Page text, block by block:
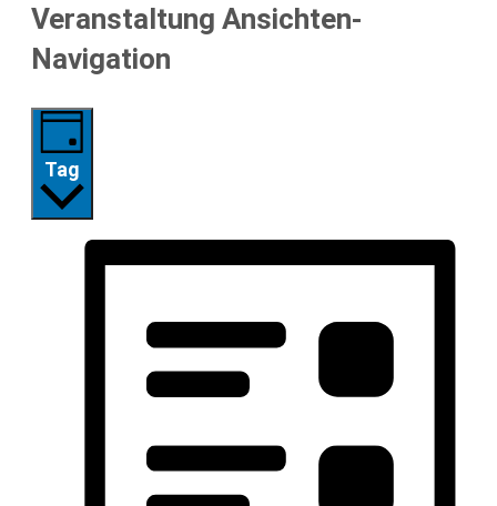
Veranstaltung Ansichten-
Navigation
Tag